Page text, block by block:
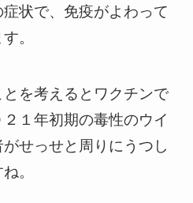
状で、免疫がよわって
。
を考えるとワクチンで
１年初期の毒性のウイ
せっせと周りにうつし
。